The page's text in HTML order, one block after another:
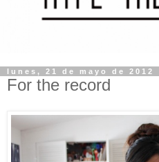
lunes, 21 de mayo de 2012
For the record